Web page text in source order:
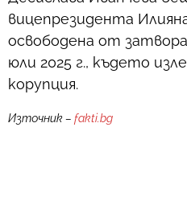
вицепрезидента
освободена от
юли 2025 г., където
корупция.
Източник – fakti.bg